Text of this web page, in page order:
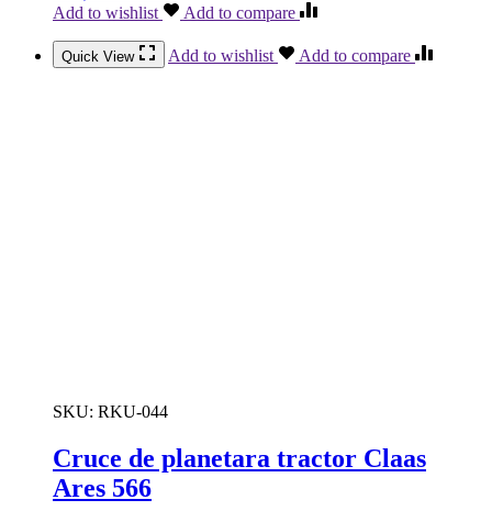
Add to wishlist
Add to compare
Quick View Add to wishlist Add to compare
SKU: RKU-044
Cruce de planetara tractor Claas
Ares 566